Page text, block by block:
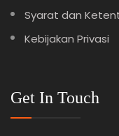
Syarat dan
Kebijakan Privasi
Get In Touch